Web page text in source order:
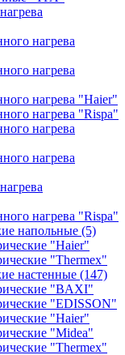
нагрева
нагрева
нагрева "Haier"
нагрева "Rispa"
нагрева
нагрева
нагрева "Rispa"
напольные (5)
"Haier"
"Thermex"
настенные (147)
"BAXI"
"EDISSON"
"Haier"
"Midea"
"Thermex"